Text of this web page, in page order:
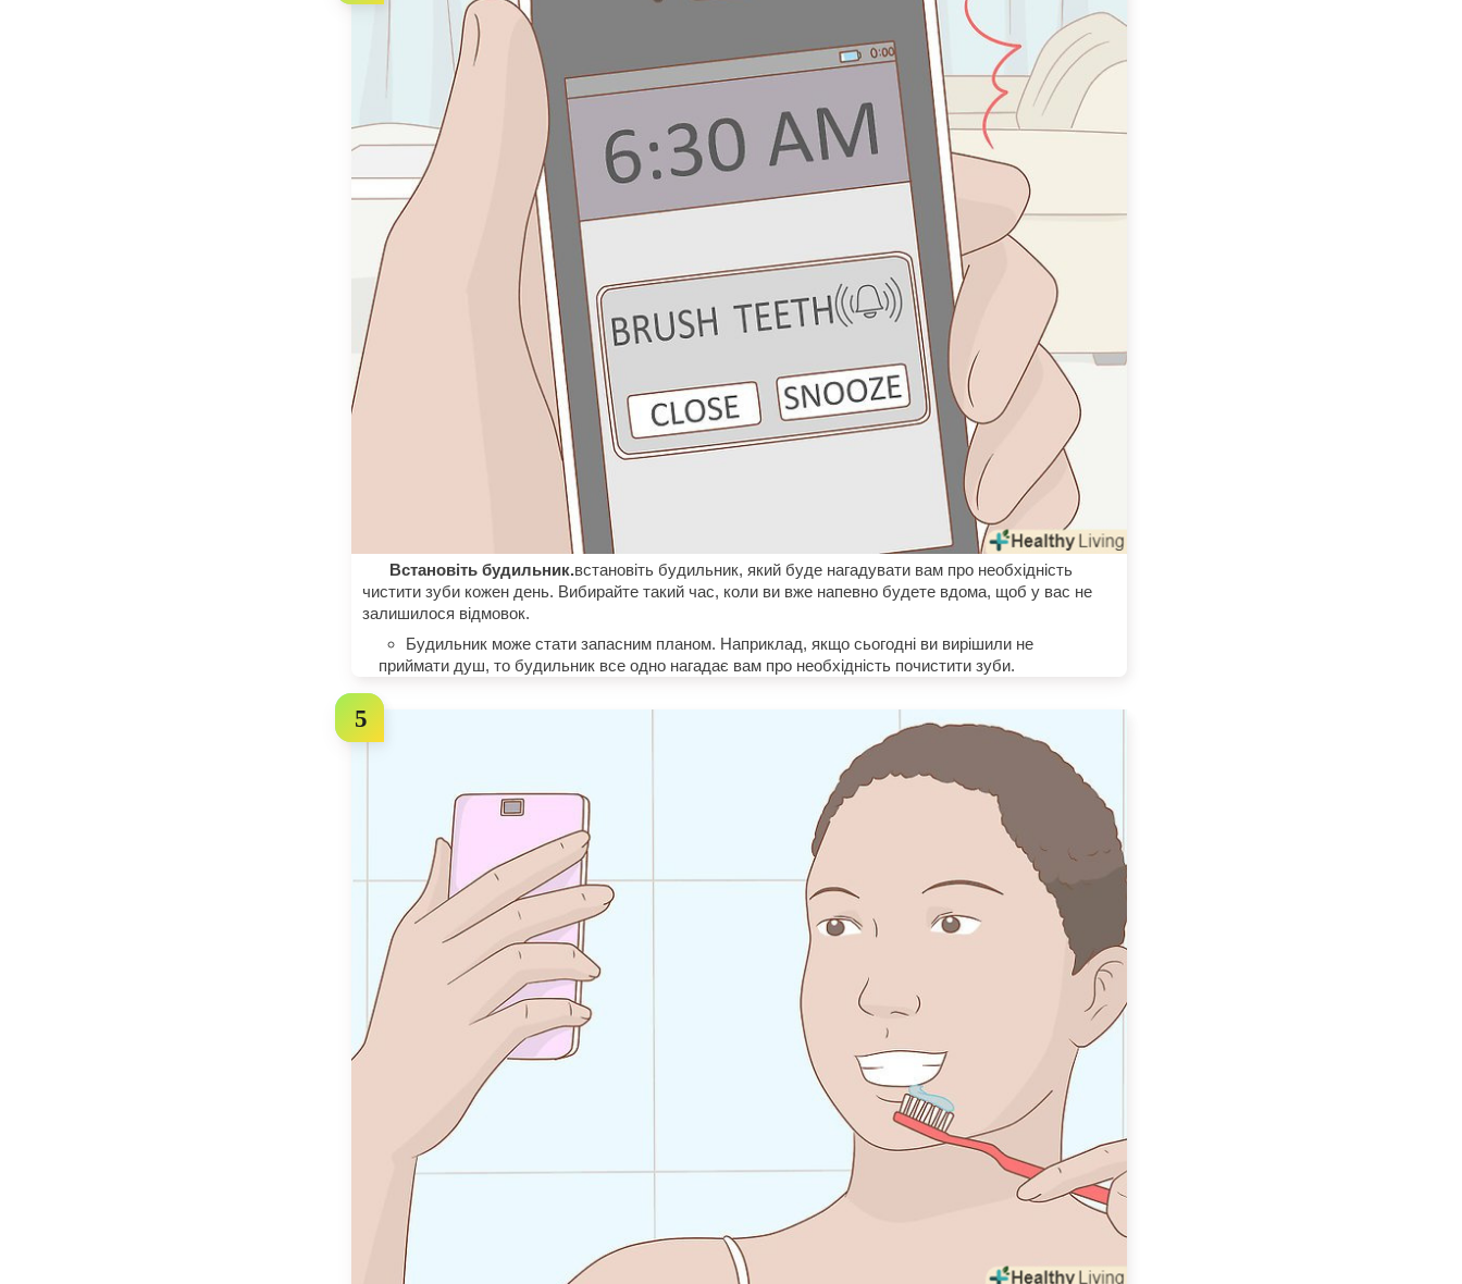
Встановіть будильник.встановіть будильник, який буде нагадувати вам про необхідність
чистити зуби кожен день. Вибирайте такий час, коли ви вже напевно будете вдома, щоб у вас не
залишилося відмовок.
Будильник може стати запасним планом. Наприклад, якщо сьогодні ви вирішили не
приймати душ, то будильник все одно нагадає вам про необхідність почистити зуби.